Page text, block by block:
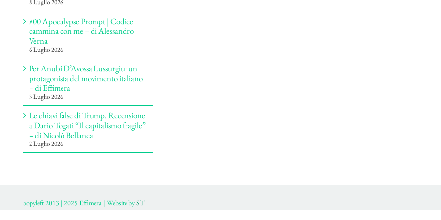
8 Luglio 2026
#00 Apocalypse Prompt | Codice
cammina con me – di Alessandro
Verna
6 Luglio 2026
Per Anubi D’Avossa Lussurgiu: un
protagonista del movimento italiano
– di Effimera
3 Luglio 2026
Le chiavi false di Trump. Recensione
a Dario Togati “Il capitalismo fragile”
– di Nicolò Bellanca
2 Luglio 2026
ɔopyleft 2013 | 2025 Effimera | Website byST